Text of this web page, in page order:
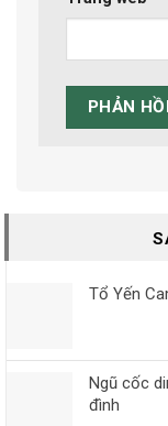
Tổ Yến
Ngũ cốc
đình